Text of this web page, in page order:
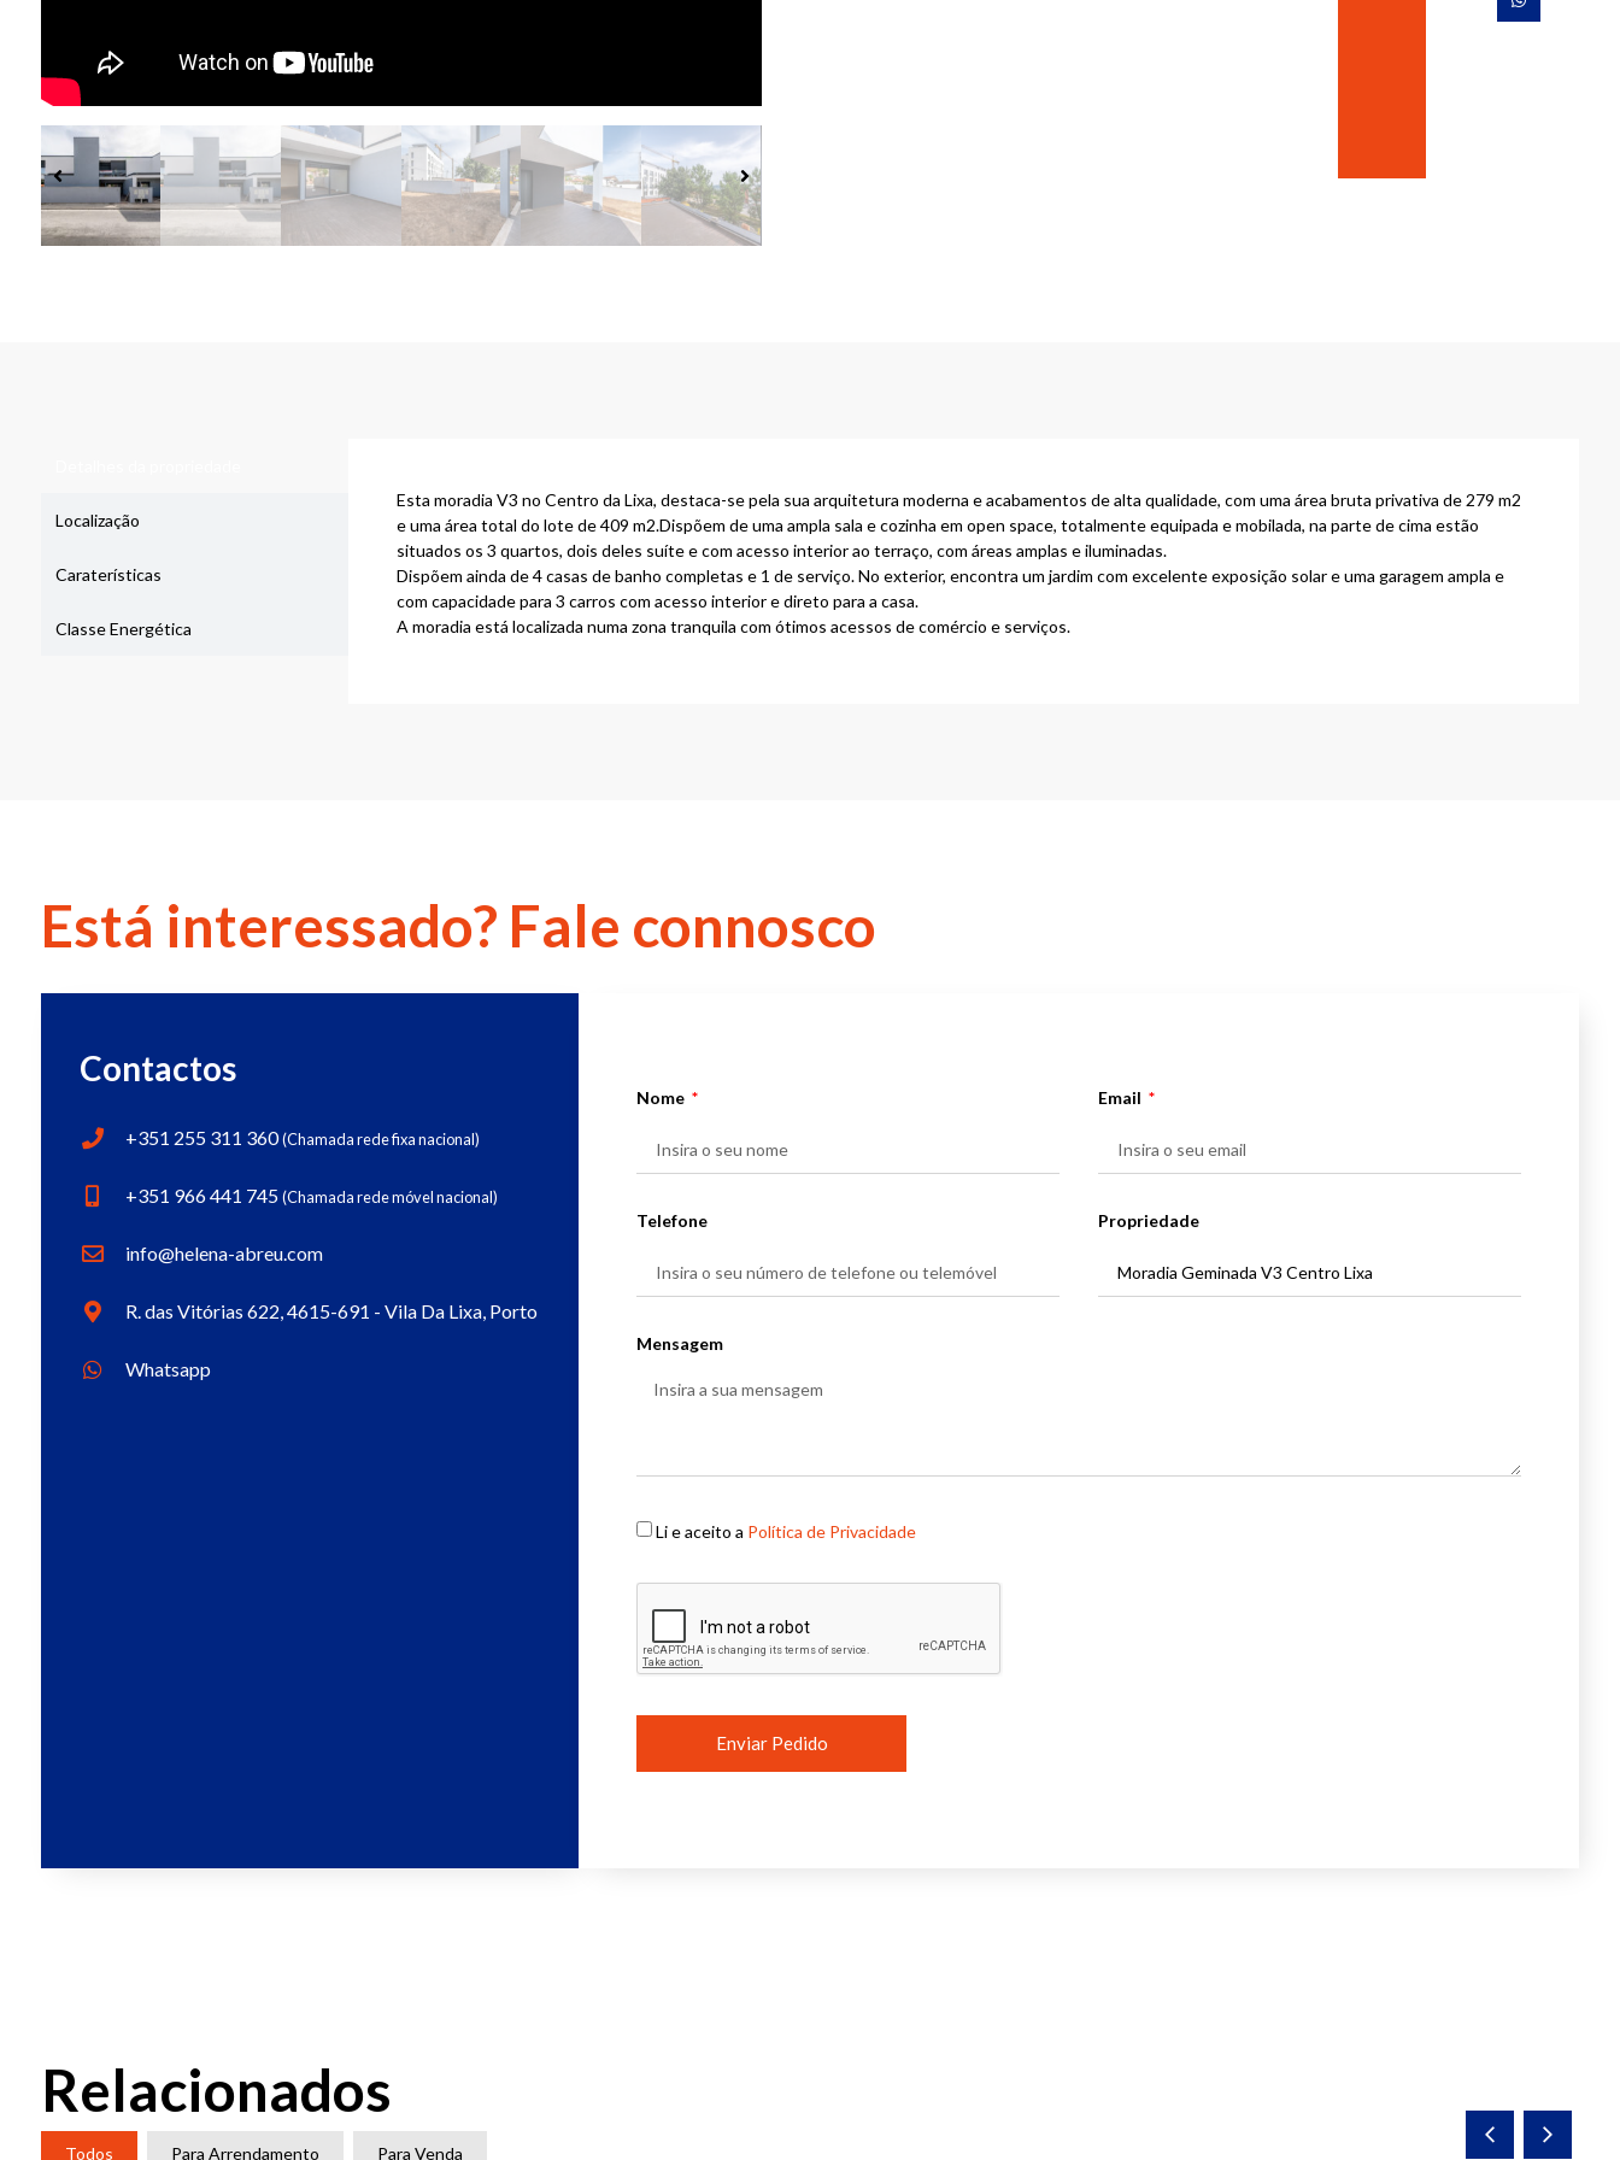
Localização
Caraterísticas
Classe Energética
Esta moradia V3 no Centro da Lixa, destaca-se pela sua arquitetura moderna e acabamentos de alta qualidade, com uma área bruta privativa de 279 m2
e uma área total do lote de 409 m2.Dispõem de uma ampla sala e cozinha em open space, totalmente equipada e mobilada, na parte de cima estão
situados os 3 quartos, dois deles suíte e com acesso interior ao terraço, com áreas amplas e iluminadas.
Dispõem ainda de 4 casas de banho completas e 1 de serviço. No exterior, encontra um jardim com excelente exposição solar e uma garagem ampla e
com capacidade para 3 carros com acesso interior e direto para a casa.
A moradia está localizada numa zona tranquila com ótimos acessos de comércio e serviços.
Está interessado? Fale connosco
Contactos
+351 255 311 360(Chamada rede fixa nacional)
+351 966 441 745(Chamada rede móvel nacional)
info@helena-abreu.com
R. das Vitórias 622, 4615-691 - Vila Da Lixa, Porto
Whatsapp
Nome Email
Telefone Propriedade
Mensagem
Li e aceito a Política de Privacidade
Enviar Pedido
Relacionados
Todos Para Arrendamento Para Venda